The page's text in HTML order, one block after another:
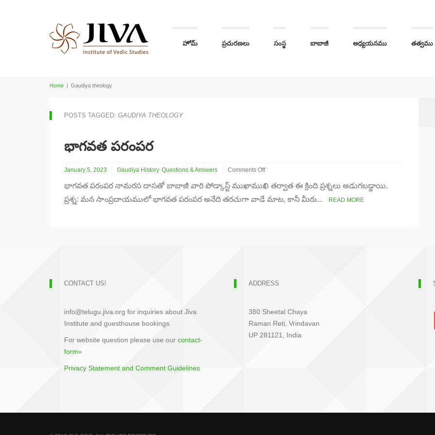
హోమ్ ప్రచురణలు సంస్థ బాబాజీ అధ్యయనము తత్వము
Home | Gaudiya theology
POSTS TAGGED: GAUDIYA THEOLOGY
భాగవత పరంపర
January 5, 2023 Gaudiya History Questions & Answers
Comments Off
భాగవత
పరంపర
భాగవత పరంపర నామరస దాసతో బాబాజీ వారి పోడ్కాస్ట్ ముఖాముఖి తర్వాత ఈ క్రింది ప్రశ్నలు అడుగబడ్డాయి.
ప్రశ్న: మన సాంప్రదాయములో భాగవత పరంపర అనేది తరచుగా వాడే మాట, కానీ మీరు...
READ MORE
CONTACT US!
info@telugu.jiva.org for inquiries about Jiva
Institute and guesthouse bookings
For website question please use our contact-
form»
Privacy Statement and Comment Guidelines
ADDRESS
380 Sheetal Chaya
Raman Reti, Vrindavan
UP 281121, India